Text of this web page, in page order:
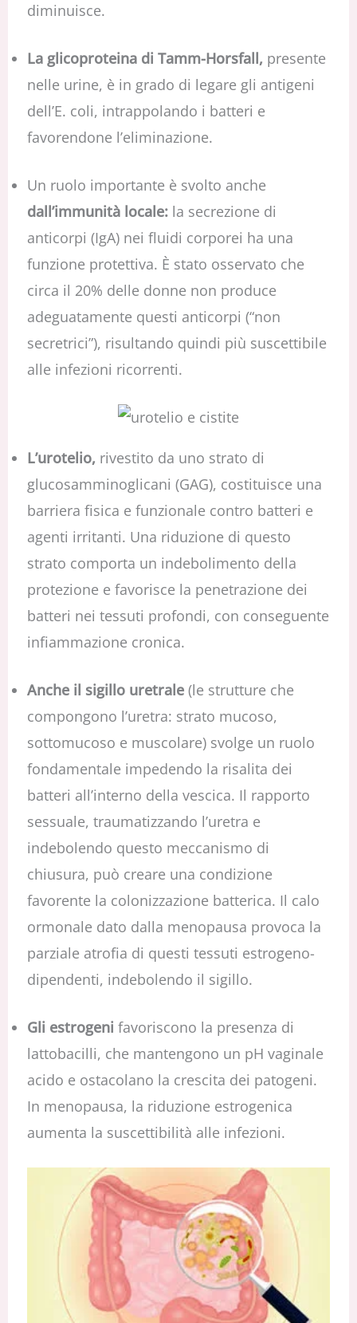
diminuisce.
La glicoproteina di Tamm-Horsfall, presente
nelle urine, è in grado di legare gli antigeni
dell’E. coli, intrappolando i batteri e
favorendone l’eliminazione.
Un ruolo importante è svolto anche
dall’immunità locale:la secrezione di
anticorpi (IgA) nei fluidi corporei ha una
funzione protettiva. È stato osservato che
circa il 20% delle donne non produce
adeguatamente questi anticorpi (“non
secretrici”), risultando quindi più suscettibile
alle infezioni ricorrenti.
L’urotelio, rivestito da uno strato di
glucosamminoglicani (GAG), costituisce una
barriera fisica e funzionale contro batteri e
agenti irritanti. Una riduzione di questo
strato comporta un indebolimento della
protezione e favorisce la penetrazione dei
batteri nei tessuti profondi, con conseguente
infiammazione cronica.
Anche il sigillo uretrale (le strutture che
compongono l’uretra: strato mucoso,
sottomucoso e muscolare) svolge un ruolo
fondamentale impedendo la risalita dei
batteri all’interno della vescica. Il rapporto
sessuale, traumatizzando l’uretra e
indebolendo questo meccanismo di
chiusura, può creare una condizione
favorente la colonizzazione batterica. Il calo
ormonale dato dalla menopausa provoca la
parziale atrofia di questi tessuti estrogeno-
dipendenti, indebolendo il sigillo.
Gli estrogeni favoriscono la presenza di
lattobacilli, che mantengono un pH vaginale
acido e ostacolano la crescita dei patogeni.
In menopausa, la riduzione estrogenica
aumenta la suscettibilità alle infezioni.